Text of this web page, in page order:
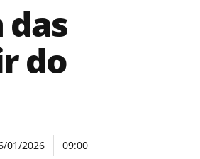
das
do
01/2026 09:00